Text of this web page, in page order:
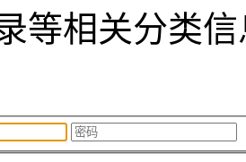
等相关分类